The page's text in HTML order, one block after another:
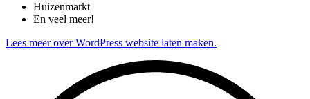
Huizenmarkt
En veel meer!
Lees meer over WordPress website laten maken.